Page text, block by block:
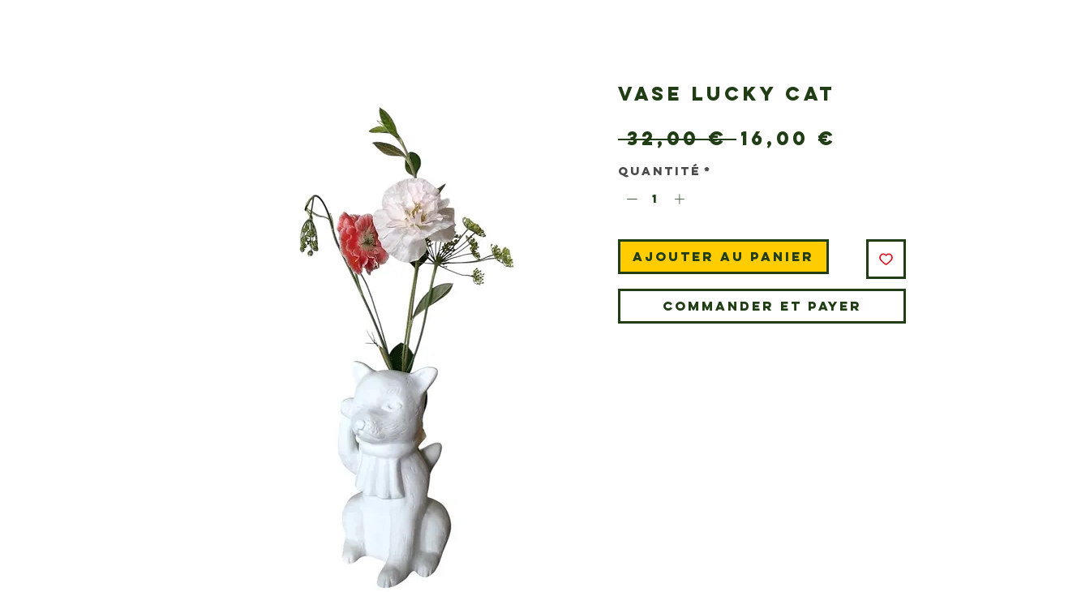
VASE LUCKY CAT
32,00 € Prix
16,00 €
Quantité *
Ajouter au panier
Commander et payer